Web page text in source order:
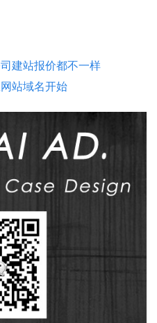
建站报价都不一样
站域名开始